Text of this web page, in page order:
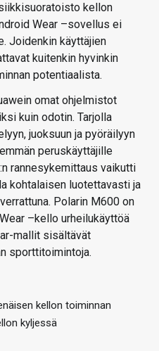
kellon
Wear –sovellus ei
Joidenkin käyttäjien
kuitenkin hyvinkin
potentiaalista.
omat ohjelmistot
kuin odotin. Tarjolla
juoksuun ja pyöräilyyn
peruskäyttäjille
rannesykemittaus vaikutti
kohtalaisen luotettavasti ja
Polarin M600 on
–kello urheilukäyttöä
mallit sisältävät
sporttitoimintoja.
kellon toiminnan
kyljessä